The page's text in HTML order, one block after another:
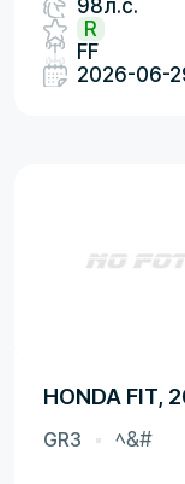
98л.с.
R
FF
2026-06-
HONDA FIT,
GR3 ﾍ&#